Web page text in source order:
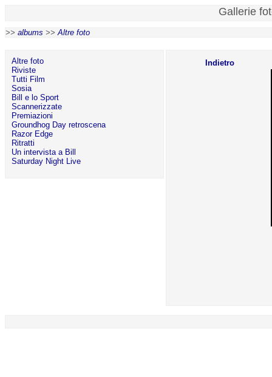
Gallerie
>> albums >>Altre foto
Altre foto
Riviste
Tutti Film
Sosia
Bill e lo Sport
Scannerizzate
Premiazioni
Groundhog Day retroscena
Razor Edge
Ritratti
Un intervista a Bill
Saturday Night Live
Indietro